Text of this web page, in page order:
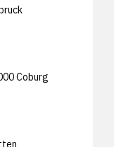
Coburg